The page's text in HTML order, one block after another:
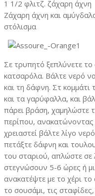
1 1/2 φλιτζ. ζάχαρη άχνη
Ζάχαρη άχνη και
στόλισμα
Σε τρυπητό ξεπλύνετε το
κατσαρόλα. Βάλτε νερό
και τη δάφνη. Στ κομμάτι
και τα γαρύφαλλα, και
πάρει βράση, χαμηλώστε
περίπου,
χρειαστεί βάλτε λίγο
πετάξτε δάφνη και
του σταριού, απλώστε σε
στεγνώσουν 5-6 ώρες ή
ανακατέψτε με το χέρι
το σουσάμι, τις